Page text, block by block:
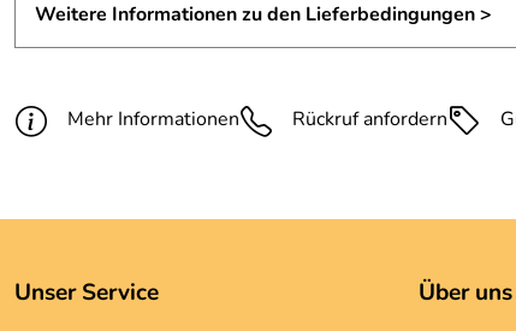
Weitere Informationen zu den Lieferbedingungen >
Mehr Informationen Rückruf anfordern
Unser Service Über uns